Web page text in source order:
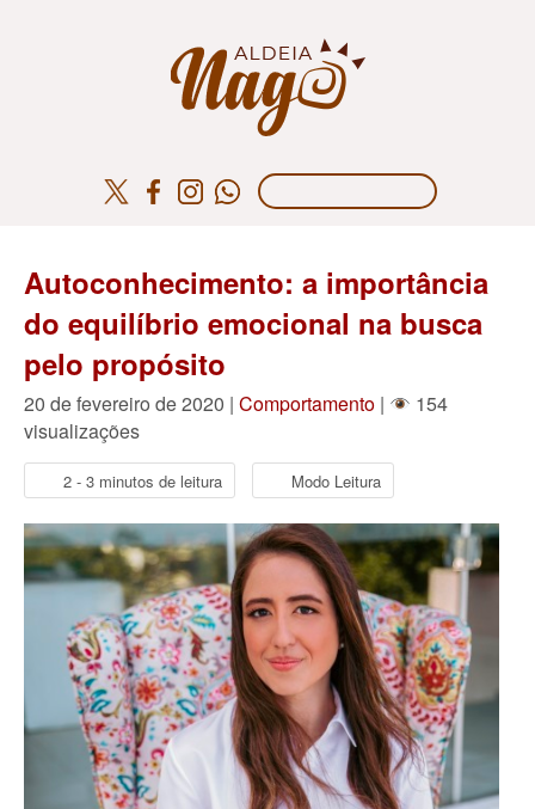
Autoconhecimento: a importância
do equilíbrio emocional na busca
pelo propósito
20 de fevereiro de 2020 | Comportamento |
154
visualizações
2 - 3 minutos de leitura Modo Leitura